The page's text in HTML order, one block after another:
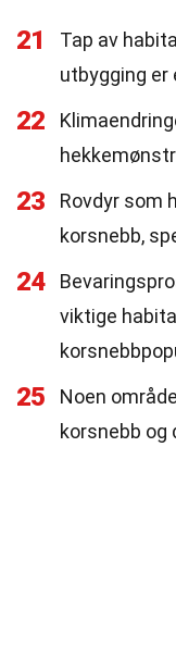
21
Tap av
utbygging er
22
23
Rovdyr som
korsnebb,
24
viktige
25
Noen
korsnebb og